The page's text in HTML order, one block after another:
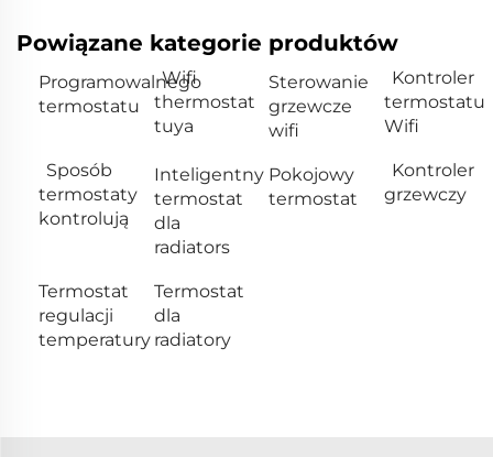
Powiązane kategorie produktów
Programowalnego
termostatu
Wifi
thermostat
tuya
Sterowanie
grzewcze
wifi
Kontroler
termostatu
Wifi
Sposób
termostaty
kontrolują
Inteligentny
termostat
dla
radiators
Pokojowy
termostat
Kontroler
grzewczy
Termostat
regulacji
temperatury
Termostat
dla
radiatory